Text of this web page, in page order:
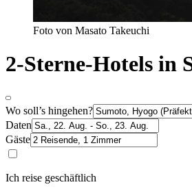
Foto von Masato Takeuchi
2-Sterne-Hotels in
Wo soll’s hingehen?
Daten
Gäste
Ich reise geschäftlich